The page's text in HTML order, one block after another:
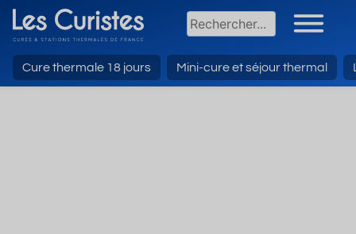
Cure thermale 18 jours Mini-cure et séjour thermal